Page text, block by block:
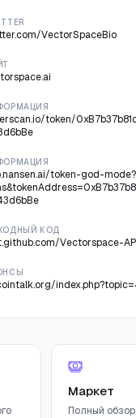
VectorSpaceBio
token/
token-god-
КОД
Vectorspace-
Маркет
Полный